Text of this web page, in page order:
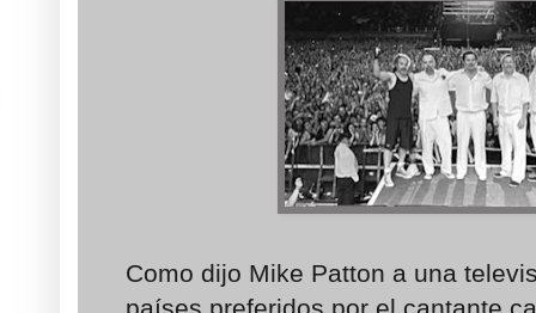
Como dijo Mike Patton a una